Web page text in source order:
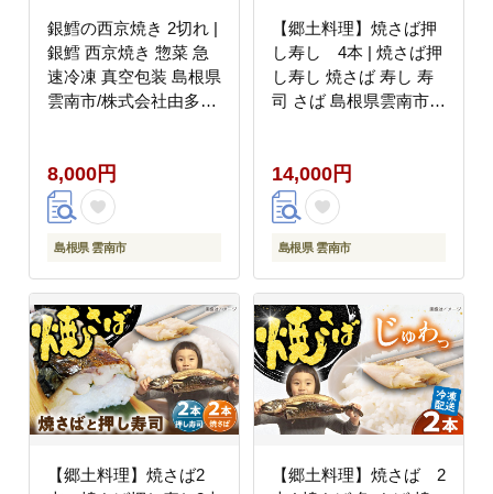
銀鱈の西京焼き 2切れ |
銀鱈 西京焼き 惣菜 急
速冷凍 真空包装 島根県
雲南市/株式会社由多香
8,000円
島根県 雲南市
【郷土料理】焼さば押
し寿し 4本 | 焼さば押
し寿し 焼さば 寿し 寿
司 さば 島根県雲南市/
14,000円
島根県 雲南市
【郷土料理】焼さば2
【郷土料理】焼さば 2